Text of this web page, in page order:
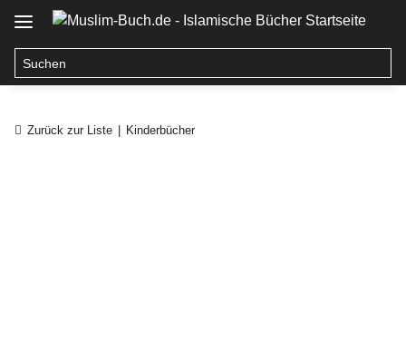
Zurück zur Liste Kinderbücher